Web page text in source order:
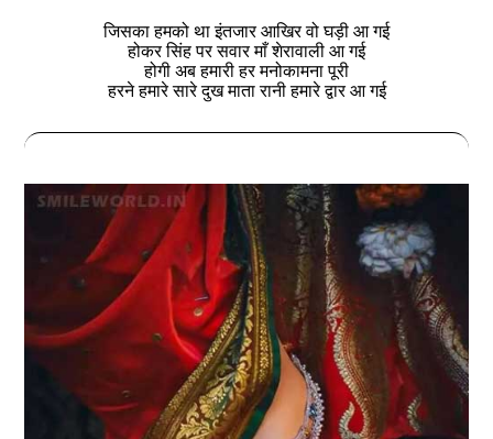
जिसका हमको था इंतजार आखिर वो घड़ी आ गई
होकर सिंह पर सवार माँ शेरावाली आ गई
होगी अब हमारी हर मनोकामना पूरी
हरने हमारे सारे दुख माता रानी हमारे द्वार आ गई